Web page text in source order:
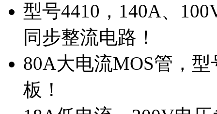
型号4410，140A、
同步整流电路！
80A大电流MOS管，
板！